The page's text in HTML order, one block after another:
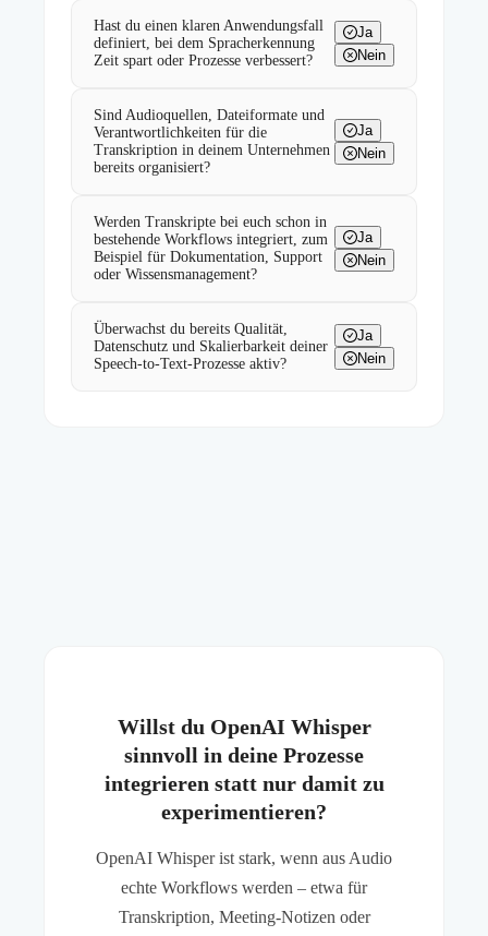
Hast du einen klaren Anwendungsfall
definiert, bei dem Spracherkennung
Zeit spart oder Prozesse verbessert?
Ja
Nein
Sind Audioquellen, Dateiformate und
Verantwortlichkeiten für die
Transkription in deinem Unternehmen
bereits organisiert?
Ja
Nein
Werden Transkripte bei euch schon in
bestehende Workflows integriert, zum
Beispiel für Dokumentation, Support
oder Wissensmanagement?
Ja
Nein
Überwachst du bereits Qualität,
Datenschutz und Skalierbarkeit deiner
Speech-to-Text-Prozesse aktiv?
Ja
Nein
Willst du OpenAI Whisper
sinnvoll in deine Prozesse
integrieren statt nur damit zu
experimentieren?
OpenAI Whisper ist stark, wenn aus Audio
echte Workflows werden – etwa für
Transkription, Meeting-Notizen oder